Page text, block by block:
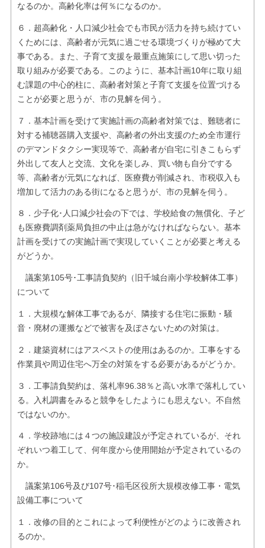
なるのか。高齢化率は何％になるのか。
６．超高齢化・人口減少社会でも市民が活力を持ち続けてい
くためには、高齢者が元気に過ごせる環境づくりが極めて大
事である。また、子育て支援を最重点施策にして思い切った
取り組みが必要である。このように、基本計画10年に取り組
む課題の中心的柱に、高齢者対策と子育て支援を位置づける
ことが必要と思うが、市の見解を伺う。
７．基本計画を受けて実施計画の高齢者対策では、難聴者に
対する補聴器購入支援や、高齢者の外出支援のため全市運行
のデマンドタクシー実現等で、高齢者が自宅に引きこもらず
外出して友人と交流、文化を楽しみ、買い物も自分でする
等、高齢者が元気になれば、医療費が削減され、市税収入も
増加して活力のある街になると思うが、市の見解を伺う。
８．少子化･人口減少社会の下では、学校給食の無償化、子ど
も医療費調剤薬局負担の中止は急がなければならない。基本
計画を受けての実施計画で実現していくことが必要と考える
がどうか。
議案第105号･工事請負契約（旧千城台南小学校解体工事）
について
１．大規模な解体工事であるが、隣接する住宅に振動・騒
音・廃材の運搬などで被害を及ぼさないための対策は。
２．建築資材にはアスベストの使用はあるのか。工事をする
作業員や周辺住宅へ万全の対策をする必要があるがどうか。
３．工事請負契約は、落札率96.38％と高い水準で落札してい
る。入札調書をみると競争をしたようにも思えない。不自然
ではないのか。
４．学校跡地には４つの施設建設が予定されているが、それ
ぞれいつ着工して、何年度から使用開始が予定されているの
か。
議案第106号及び107号･稲毛区役所大規模改修工事・電気
設備工事について
１．改修の目的とこれによって利便性がどのように改善され
るのか。